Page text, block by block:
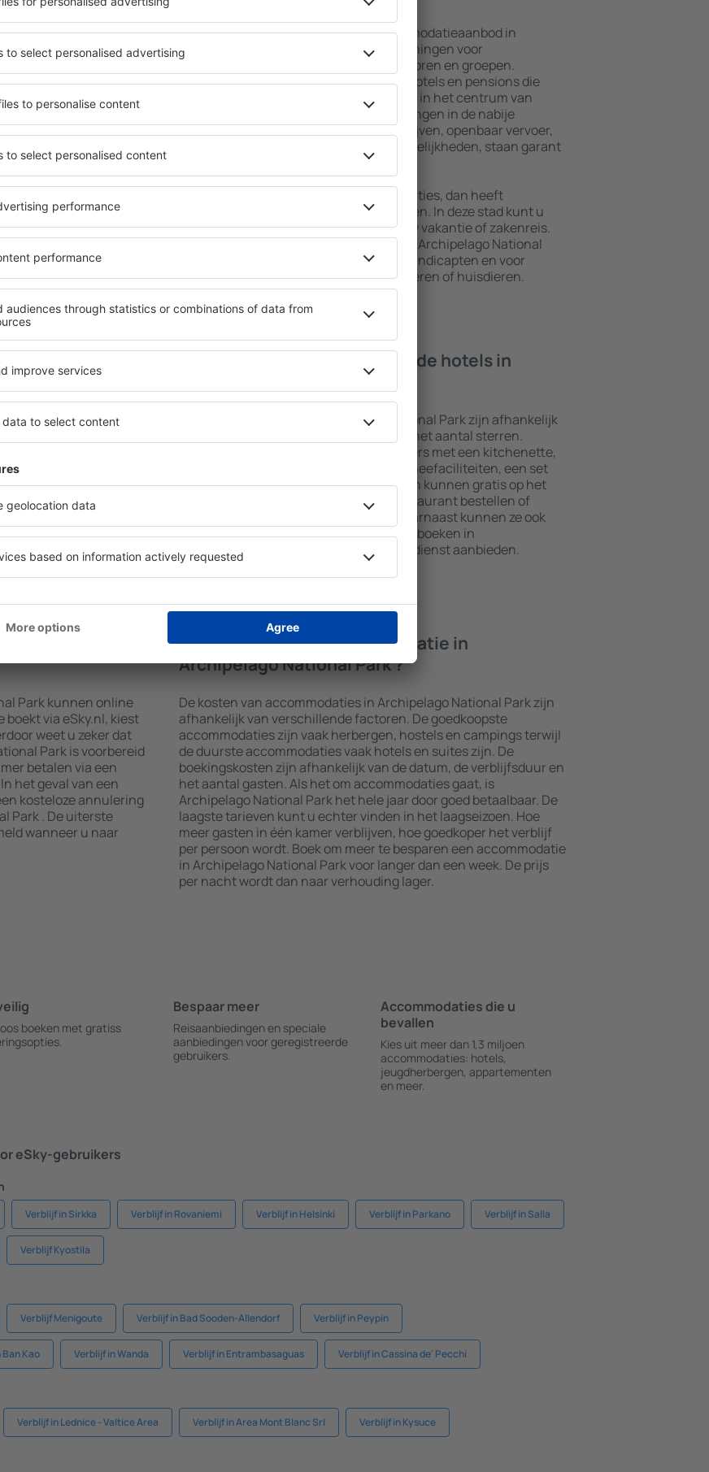
een accommodatie
U kunt gebruik maken
met tal van
om meerdere
Accommodaties in
in het centrum, vlakbij
of regio's. Hierdoor
een gunstig gelegen
vinden.
National Park te
uw bestemming, met
dat u nog op zoek
of andere
u Archipelago
een zorgeloze en
U kunt kiezen uit een uitgebreid accommodatieaanbod in
Archipelago National Park , inclusief woningen voor
alleenreizenden, stellen, gezinnen, senioren en groepen.
Bezoekers kunnen verblijven in suites, hotels en pensions die
maximale privacy bieden en gelegen zijn in het centrum van
Archipelago National Park . De voorzieningen in de nabije
omgeving, waaronder autoverhuurbedrijven, openbaar vervoer,
winkels, servicepunten en recreatiemogelijkheden, staan garant
Als u op zoek bent naar luxe accommodaties, dan heeft
Archipelago National Park u veel te bieden. In deze stad kunt u
alles vinden wat u nodig heeft tijdens uw vakantie of zakenreis.
Ook zijn er geweldige accommodaties in Archipelago National
Park te vinden met faciliteiten voor gehandicapten en voor
gasten die reizen met baby’s, jonge kinderen of huisdieren.
in Archipelago
National Park
uw bestemming
het aantal
accommodaties
te filteren op
van gasten,
gemakkelijker.
National Park al
van uw wensen
een vlucht + hotel
Welke voorzieningen bieden de hotels in
Archipelago National Park ?
Hotelvoorzieningen in Archipelago National Park zijn afhankelijk
van welke accommodatie geboekt is en het aantal sterren.
Gasten kunnen gebruikmaken van kamers met een kitchenette,
een balkon, airconditioning, koffie- en theefaciliteiten, een set
handdoeken en internettoegang. Gasten kunnen gratis op het
terrein parkeren, een maaltijd in het restaurant bestellen of
kiezen voor een hotel met zwembad. Daarnaast kunnen ze ook
een verblijf in Archipelago National Park boeken in
accommodaties die een Airport Shuttle dienst aanbieden.
boeken in
Park kunnen online
via eSky.nl, kiest
weet u zeker dat
Park is voorbereid
betalen via een
het geval van een
kosteloze annulering
Park . De uiterste
wanneer u naar
Hoeveel kost een accommodatie in
Archipelago National Park ?
De kosten van accommodaties in Archipelago National Park zijn
afhankelijk van verschillende factoren. De goedkoopste
accommodaties zijn vaak herbergen, hostels en campings terwijl
de duurste accommodaties vaak hotels en suites zijn. De
boekingskosten zijn afhankelijk van de datum, de verblijfsduur en
het aantal gasten. Als het om accommodaties gaat, is
Archipelago National Park het hele jaar door goed betaalbaar. De
laagste tarieven kunt u echter vinden in het laagseizoen. Hoe
meer gasten in één kamer verblijven, hoe goedkoper het verblijf
per persoon wordt. Boek om meer te besparen een accommodatie
in Archipelago National Park voor langer dan een week. De prijs
per nacht wordt dan naar verhouding lager.
boeken met gratiss
Bespaar meer
Reisaanbiedingen en speciale
aanbiedingen voor geregistreerde
gebruikers.
Accommodaties die u
bevallen
Kies uit meer dan 1,3 miljoen
accommodaties: hotels,
jeugdherbergen, appartementen
en meer.
eSky-gebruikers
Verblijf in Sirkka Verblijf in Rovaniemi Verblijf in Helsinki Verblijf in Parkano Verblijf in Salla
Verblijf Kyostila
Verblijf Menigoute Verblijf in Bad Sooden-Allendorf Verblijf in Peypin
Kao Verblijf in Wanda Verblijf in Entrambasaguas Verblijf in Cassina de' Pecchi
Verblijf in Lednice - Valtice Area Verblijf in Area Mont Blanc Srl Verblijf in Kysuce